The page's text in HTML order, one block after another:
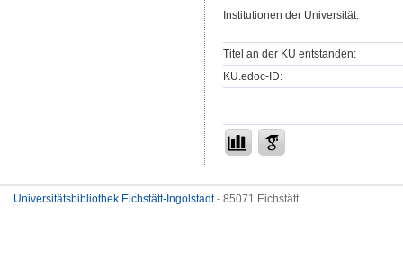
Institutionen der Universität:
Titel an der KU entstanden:
KU.edoc-ID:
Universitätsbibliothek Eichstätt-Ingolstadt- 85071 Eichstätt